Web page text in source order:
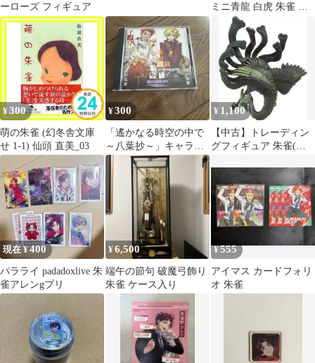
ーローズ フィギュア
ミニ青龍 白虎 朱雀 玄
武 インテリア コレクシ
ョン
¥300
萌の朱雀 (幻冬舎文庫
せ 1-1) 仙頭 直美_03
¥300
「遙かなる時空の中で
～八葉抄～」キャラク
ターコレクション2-朱
雀篇-
¥ 1,100
【中古】トレーディン
グフィギュア 朱雀(ブ
神獣～伝説の四神～」
現在 ¥400
パラライ padadoxlive 朱
雀アレンgプリ
¥6,500
端午の節句 破魔弓飾り
朱雀 ケース入り
¥555
アイマス カードフォリ
オ 朱雀